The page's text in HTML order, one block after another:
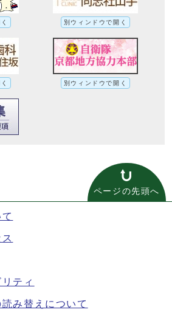
別ウィンドウで開く
別ウィンドウで開く
ページの先頭へ
ティ
み替えについて